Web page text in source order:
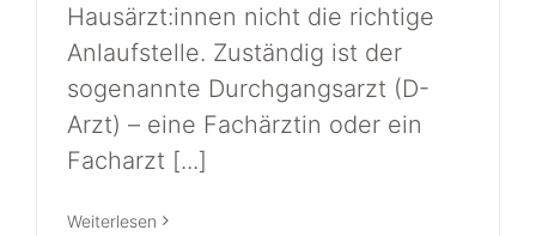
Hausärzt:innen nicht die richtige
Anlaufstelle. Zuständig ist der
sogenannte Durchgangsarzt (D-
Arzt) – eine Fachärztin oder ein
Facharzt [...]
Weiterlesen